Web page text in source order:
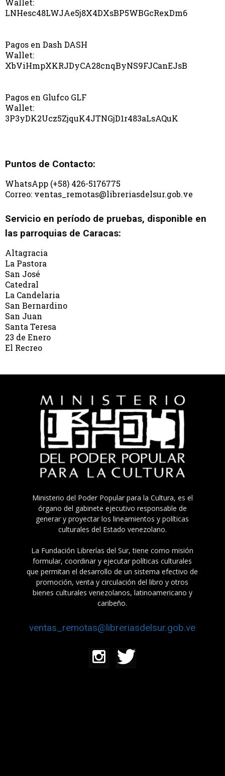
Wallet:
LNHesc48LWJAe5j8X4DXsBP5WBGcRexDm6
Pagos en Dash DASH
Wallet:
XbViHmpXKRJDyCA28cnqByNS9FJCanEJsB
Pagos en Glufco GLF
Wallet:
3P3yDK2Ucz5ZjquK4JTNGjD1r483aLsAQuK
Puntos de Contacto:
WhatsApp (+58) 426-5176775
Correo: ventas_remotas@libreriasdelsur.gob.ve
Servicio en período de pruebas, disponible en
las parroquias de Caracas:
Altagracia
La Pastora
San José
Catedral
La Candelaria
San Bernardino
San Juan
Santa Teresa
23 de Enero
El Recreo
Ministerio del Poder Popular para la Cultura, es el
órgano del gabinete ejecutivo responsable de
generar y proyectar los lineamientos y políticas
culturales del Estado venezolano.
La Fundación Librerías del Sur, tiene como misión
formular, coordinar y ejecutar políticas culturales
que permitan el desarrollo de un sistema efectivo de
promoción, venta y circulación del libro y otros
bienes culturales venezolanos, latinoamericano y
caribeño.
ventas_remotas@libreriasdelsur.gob.ve